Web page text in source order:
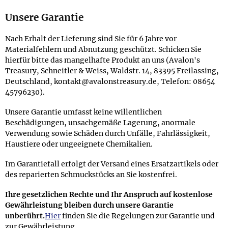
Unsere Garantie
Nach Erhalt der Lieferung sind Sie für 6 Jahre vor
Materialfehlern und Abnutzung geschützt. Schicken Sie
hierfür bitte das mangelhafte Produkt an uns (Avalon's
Treasury, Schneitler & Weiss, Waldstr. 14, 83395 Freilassing,
Deutschland, kontakt@avalonstreasury.de, Telefon: 08654
45796230).
Unsere Garantie umfasst keine willentlichen
Beschädigungen, unsachgemäße Lagerung, anormale
Verwendung sowie Schäden durch Unfälle, Fahrlässigkeit,
Haustiere oder ungeeignete Chemikalien.
Im Garantiefall erfolgt der Versand eines Ersatzartikels oder
des reparierten Schmuckstücks an Sie kostenfrei.
Ihre gesetzlichen Rechte und Ihr Anspruch auf kostenlose
Gewährleistung bleiben durch unsere Garantie
unberührt.Hierfinden Sie die Regelungen zur Garantie und